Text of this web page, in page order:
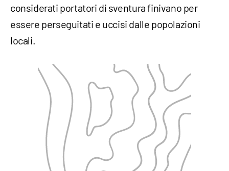
considerati portatori di sventura finivano per
essere perseguitati e uccisi dalle popolazioni
locali.